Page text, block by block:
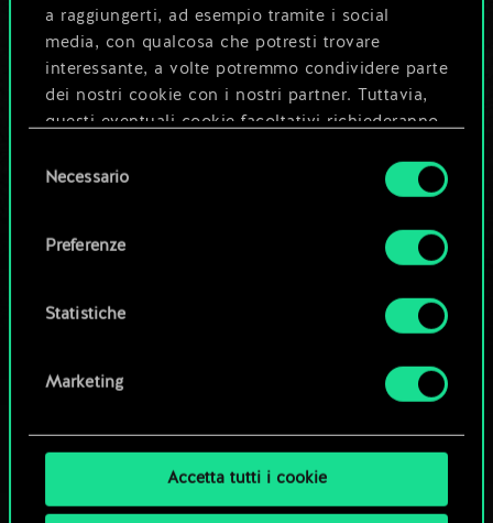
a raggiungerti, ad esempio tramite i social
media, con qualcosa che potresti trovare
interessante, a volte potremmo condividere parte
dei nostri cookie con i nostri partner. Tuttavia,
questi eventuali cookie facoltativi richiederanno
Tutti i dettagli su come utilizziamo i cookie e su
disponibili nel menu "Impostazioni" qui sotto.
delNecessario
Preferenze
Statistiche
Marketing
Accetta tutti i cookie
guida
Modifica mazzo